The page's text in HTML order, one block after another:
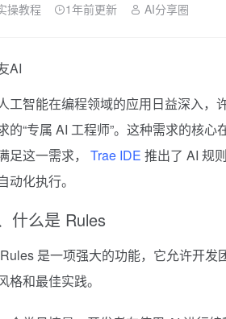
操教程 1年前更新 AI分享圈
工智能在编程领域的应用日益深入，
的“专属 AI 工程师”。这种需求的核
足这一需求， Trae IDE 推出了 AI 规
动化执行。
什么是 Rules
Rules 是一项强大的功能，它允许开
格和最佳实践。